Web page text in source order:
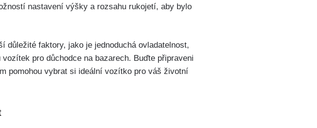
nastavení výšky a rozsahu rukojetí, aby bylo
důležité faktory, jako je jednoduchá ovladatelnost,
pro důchodce na bazarech. Buďte připraveni
pomohou vybrat si ideální vozítko pro váš životní